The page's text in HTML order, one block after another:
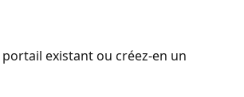
existant ou créez-en un